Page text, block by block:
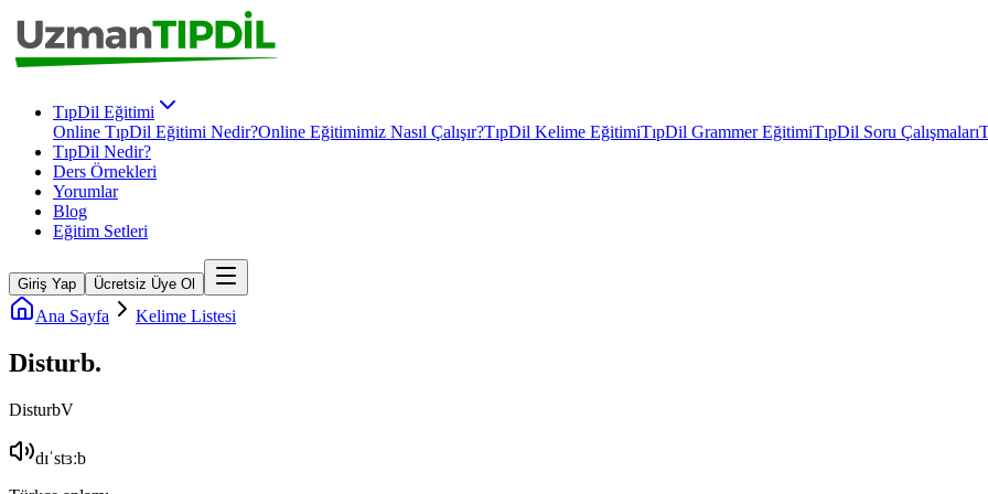
TıpDil Eğitimi
Online TıpDil Eğitimi Nedir?Online Eğitimimiz Nasıl Çalışır?TıpDil Kelime EğitimiTıpDil Grammer EğitimiTıpDil Soru Çalışmaları
TıpDil Nedir?
Ders Örnekleri
Yorumlar
Blog
Eğitim Setleri
Giriş Yap Ücretsiz Üye Ol
Ana Sayfa Kelime Listesi
Disturb.
DisturbV
dɪˈstɜːb